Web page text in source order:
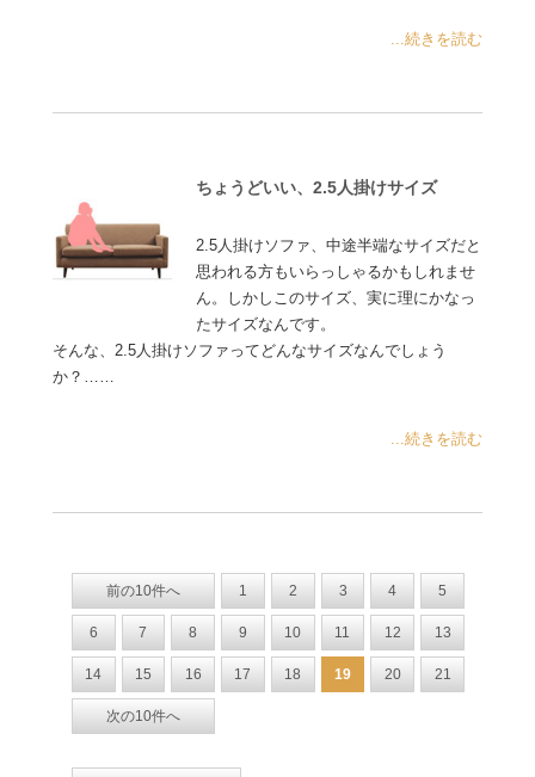
...続きを読む
ちょうどいい、2.5人掛けサイズ
2.5人掛けソファ、中途半端なサイズだと
思われる方もいらっしゃるかもしれませ
ん。しかしこのサイズ、実に理にかなっ
たサイズなんです。
そんな、2.5人掛けソファってどんなサイズなんでしょう
か？……
...続きを読む
前の10件へ 1 2 3 4 5
6 7 8 9 10 11 12 13
14 15 16 17 18 19 20 21
次の10件へ